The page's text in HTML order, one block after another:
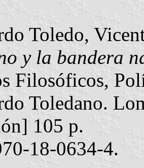
Toledo,
y la bandera
Filosóficos,
Toledano.
105 p.
18-0634-4.